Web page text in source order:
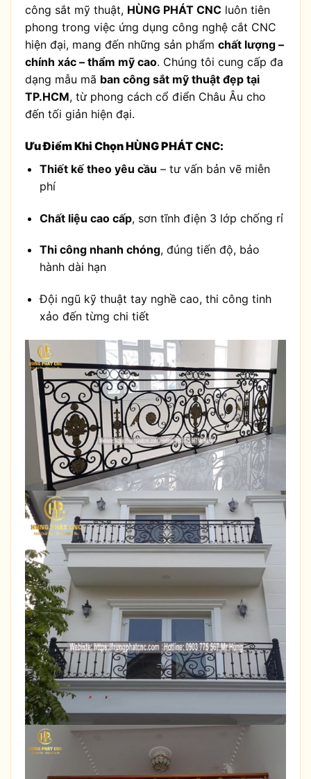
công sắt mỹ thuật, HÙNG PHÁT CNC luôn tiên
phong trong việc ứng dụng công nghệ cắt CNC
hiện đại, mang đến những sản phẩm chất lượng –
chính xác – thẩm mỹ cao. Chúng tôi cung cấp đa
dạng mẫu mã ban công sắt mỹ thuật đẹp tại
TP.HCM, từ phong cách cổ điển Châu Âu cho
đến tối giản hiện đại.
Ưu Điểm Khi Chọn HÙNG PHÁT CNC:
Thiết kế theo yêu cầu – tư vấn bản vẽ miễn
phí
Chất liệu cao cấp, sơn tĩnh điện 3 lớp chống rỉ
Thi công nhanh chóng, đúng tiến độ, bảo
hành dài hạn
Đội ngũ kỹ thuật tay nghề cao, thi công tinh
xảo đến từng chi tiết